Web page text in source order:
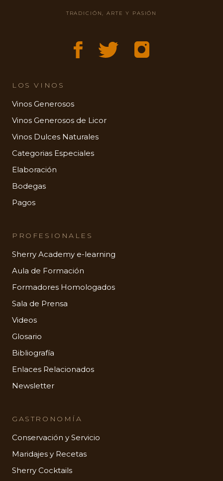
TRADICIÓN, ARTE Y PASIÓN
LOS VINOS
Vinos Generosos
Vinos Generosos de Licor
Vinos Dulces Naturales
Categorias Especiales
Elaboración
Bodegas
Pagos
PROFESIONALES
Sherry Academy e-learning
Aula de Formación
Formadores Homologados
Sala de Prensa
Videos
Glosario
Bibliografía
Enlaces Relacionados
Newsletter
GASTRONOMÍA
Conservación y Servicio
Maridajes y Recetas
Sherry Cocktails